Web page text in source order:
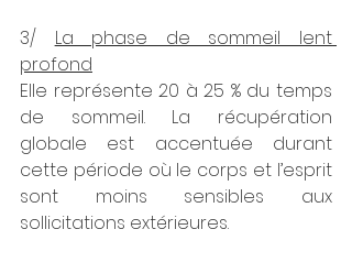
3/ La phase de sommeil lent
profond
Elle représente 20 à 25 % du temps
de sommeil. La récupération
globale est accentuée durant
cette période où le corps et l’esprit
sont moins sensibles aux
sollicitations extérieures.